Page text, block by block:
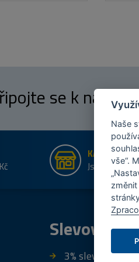
se k našim
KAMENNÉ
Jsme na trhu
Slevový
3% sleva za
Naše
vše“.